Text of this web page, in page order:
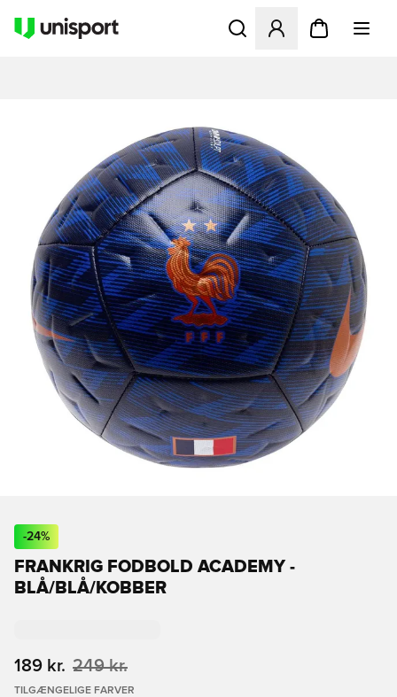
Åbner en Modal til at
-24%
FRANKRIG FODBOLD ACADEMY -
BLÅ/BLÅ/KOBBER
189 kr. 249 kr.
TILGÆNGELIGE FARVER